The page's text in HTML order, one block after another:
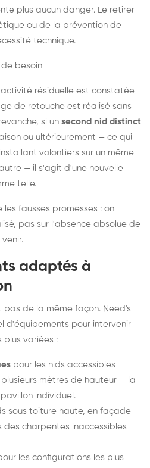
plus aucun danger. Le retirer
ou de la prévention de
technique.
besoin
résiduelle est constatée
de retouche est réalisé sans
si un second nid distinct
ou ultérieurement — ce qui
volontiers sur un même
— il s'agit d'une nouvelle
telle.
fausses promesses : on
pas sur l'absence absolue de
adaptés à
pas de la même façon. Need's
d'équipements pour intervenir
plus variées :
pour les nids accessibles
mètres de hauteur — la
individuel.
sous toiture haute, en façade
des charpentes inaccessibles
les configurations les plus